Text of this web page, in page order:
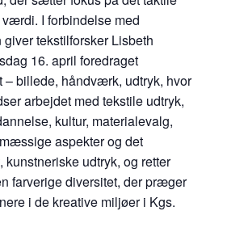
I forbindelse med
tekstilforsker Lisbeth
16. april foredraget
– billede, håndværk, udtryk, hvor
arbejdet med tekstile udtryk,
kultur, materialevalg,
aspekter og det
kunstneriske udtryk, og retter
farverige diversitet, der præger
i de kreative miljøer i Kgs.